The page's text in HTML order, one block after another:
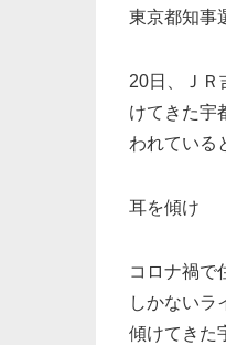
東京都知事
20日、ＪＲ
けてきた宇
われている
耳を傾け
コロナ禍で
しかないラ
傾けてきた